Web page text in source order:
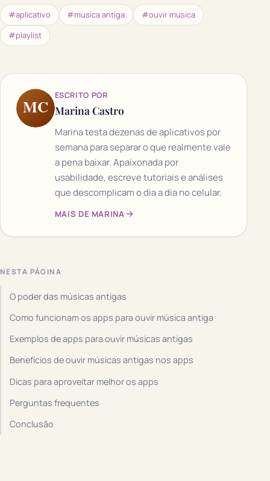
#aplicativo #musica antiga
#ouvir musica
#playlist
MC
ESCRITO POR
Marina Castro
Marina testa dezenas de aplicativos por
semana para separar o que realmente vale
a pena baixar. Apaixonada por
usabilidade, escreve tutoriais e análises
que descomplicam o dia a dia no celular.
MAIS DE MARINA
NESTA PÁGINA
O poder das músicas antigas
Como funcionam os apps para ouvir música antiga
Exemplos de apps para ouvir músicas antigas
Benefícios de ouvir músicas antigas nos apps
Dicas para aproveitar melhor os apps
Perguntas frequentes
Conclusão